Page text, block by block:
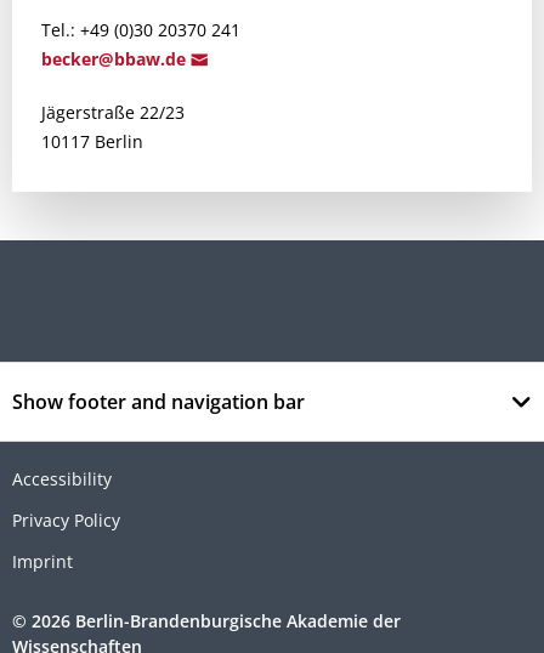
Tel.: +49 (0)30 20370 241
becker@bbaw.de
Jägerstraße 22/23
10117 Berlin
Show footer and navigation bar
Accessibility
Privacy Policy
Imprint
© 2026 Berlin-Brandenburgische Akademie der
Wissenschaften